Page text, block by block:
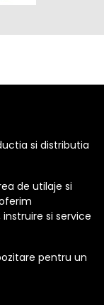
si distributia
de utilaje si
si service
pentru un